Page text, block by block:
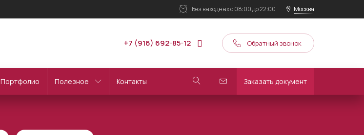
Без выходныхс 08:00 до 22:00 Москва
+7 (916) 692-85-12 Обратный звонок
Портфолио Полезное Контакты Заказать документ